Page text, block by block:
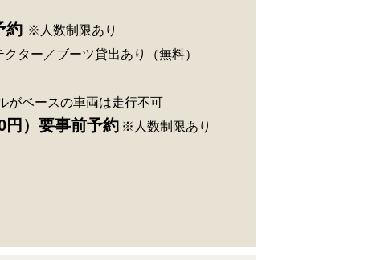
約 ※人数制限あり
ター／ブーツ貸出あり（無料）
がベースの車両は走行不可
円）要事前予約 ※人数制限あり